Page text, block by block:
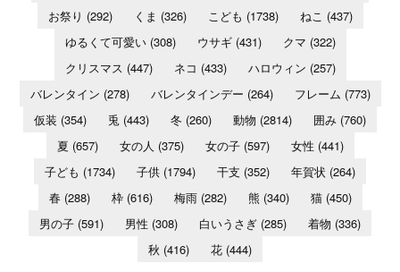
お祭り (292) くま (326) こども (1738) ねこ (437)
ゆるくて可愛い(308) ウサギ(431) クマ (322)
クリスマス (447) ネコ (433) ハロウィン (257)
バレンタイン (278) バレンタインデー (264) フレーム (773)
仮装 (354) 兎 (443) 冬 (260) 動物 (2814) 囲み (760)
夏 (657) 女の人 (375) 女の子(597) 女性 (441)
子ども (1734) 子供 (1794) 干支 (352) 年賀状 (264)
春(288) 枠(616) 梅雨(282) 熊 (340) 猫(450)
男の子 (591) 男性 (308) 白いうさぎ (285) 着物 (336)
秋 (416) 花 (444)